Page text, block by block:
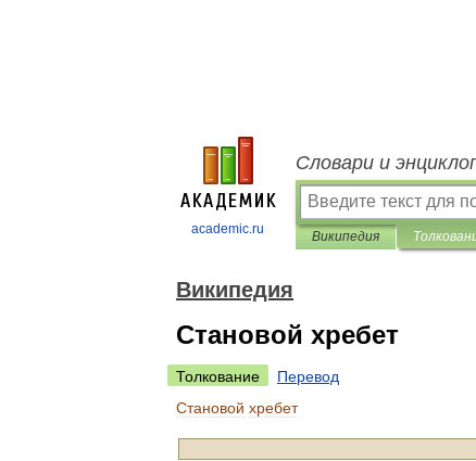
academic.ru
Словари и
Википедия
Википедия
Становой хребет
Толкование
Перевод
Становой хребет